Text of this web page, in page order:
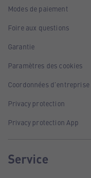
Modes de paiement
Foire aux questions
Garantie
Paramètres des cookies
Coordonnées d'entreprise
Privacy protection
Privacy protection App
Service